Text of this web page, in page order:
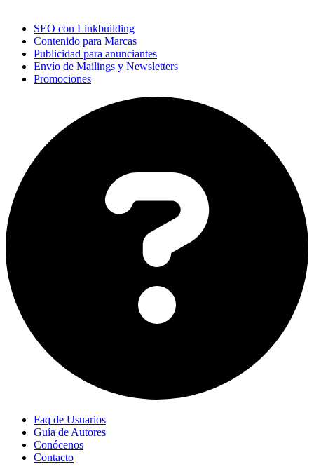
SEO con Linkbuilding
Contenido para Marcas
Publicidad para anunciantes
Envío de Mailings y Newsletters
Promociones
Faq de Usuarios
Guía de Autores
Conócenos
Contacto